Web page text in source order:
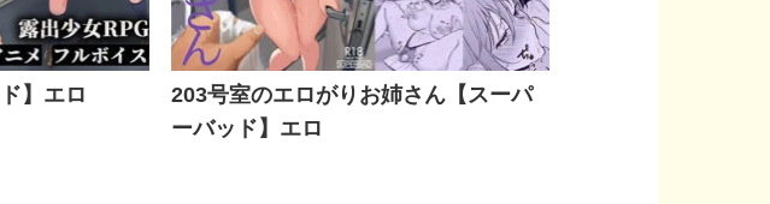
】エロ
203号室のエロがりお姉さん【スーパ
ーバッド】エロ